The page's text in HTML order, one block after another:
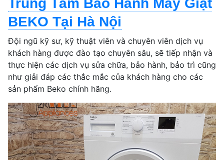
Trung Tâm Bảo Hành Máy Giặt
BEKO Tại Hà Nội
Đội ngũ kỹ sư, kỹ thuật viên và chuyên viên dịch vụ
khách hàng được đào tạo chuyên sâu, sẽ tiếp nhận và
thực hiện các dịch vụ sửa chữa, bảo hành, bảo trì cũng
như giải đáp các thắc mắc của khách hàng cho các
sản phẩm Beko chính hãng.